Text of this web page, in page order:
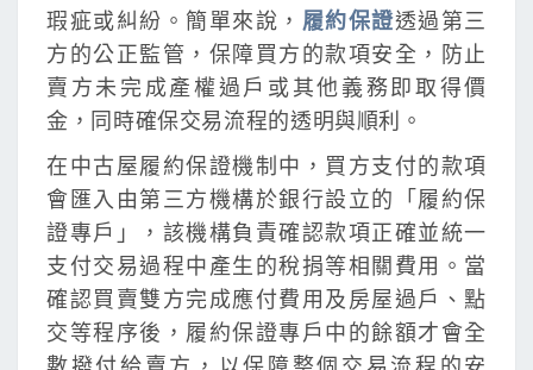
瑕疵或糾紛。簡單來說， 履約保證透過第三
方的公正監管，保障買方的款項安全，防止
賣方未完成產權過戶或其他義務即取得價
金，同時確保交易流程的透明與順利。
在中古屋履約保證機制中，買方支付的款項
會匯入由第三方機構於銀行設立的「履約保
證專戶」，該機構負責確認款項正確並統一
支付交易過程中產生的稅捐等相關費用。當
確認買賣雙方完成應付費用及房屋過戶、點
交等程序後，履約保證專戶中的餘額才會全